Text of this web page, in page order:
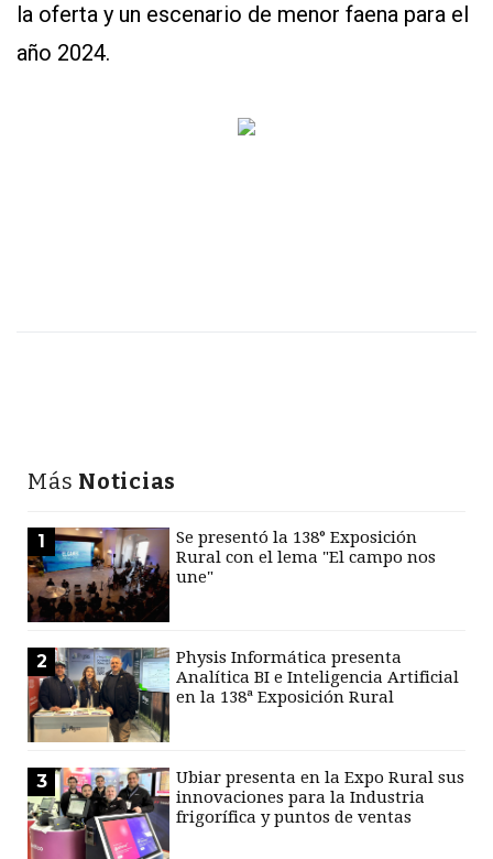
la oferta y un escenario de menor faena para el
año 2024.
Más Noticias
1
Se presentó la 138° Exposición
Rural con el lema "El campo nos
une"
2
Physis Informática presenta
Analítica BI e Inteligencia Artificial
en la 138ª Exposición Rural
3
Ubiar presenta en la Expo Rural sus
innovaciones para la Industria
frigorífica y puntos de ventas